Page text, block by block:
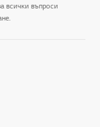
всички въпроси